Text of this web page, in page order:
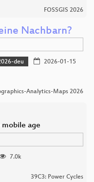
FOSSGIS 2026
Nachbarn?
deu
2026-01-15
Analytics-Maps 2026
age
7.0k
39C3: Power Cycles